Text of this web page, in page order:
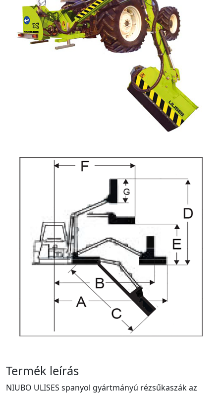
Termék leírás
NIUBO ULISES spanyol gyártmányú rézsűkaszák az